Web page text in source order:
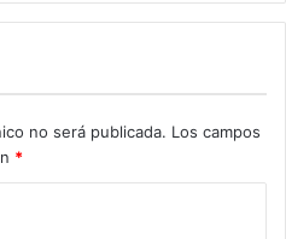
no será publicada. Los campos
*